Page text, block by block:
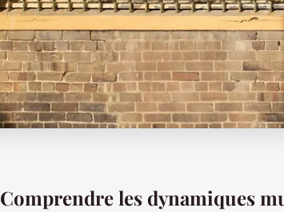
Comprendre les dynamiques